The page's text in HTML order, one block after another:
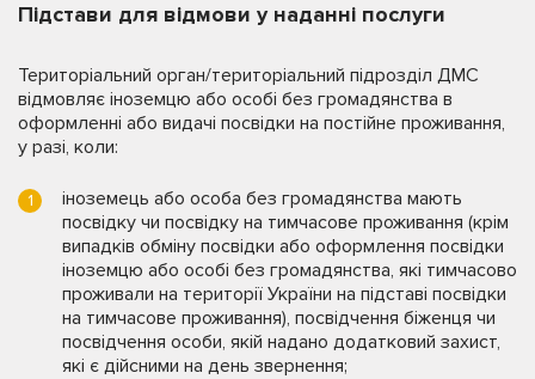
Підстави для відмови у наданні послуги
Територіальний орган/територіальний підрозділ ДМС
відмовляє іноземцю або особі без громадянства в
оформленні або видачі посвідки на постійне проживання,
у разі, коли:
іноземець або особа без громадянства мають
посвідку чи посвідку на тимчасове проживання (крім
випадків обміну посвідки або оформлення посвідки
іноземцю або особі без громадянства, які тимчасово
проживали на території України на підставі посвідки
на тимчасове проживання), посвідчення біженця чи
посвідчення особи, якій надано додатковий захист,
які є дійсними на день звернення;